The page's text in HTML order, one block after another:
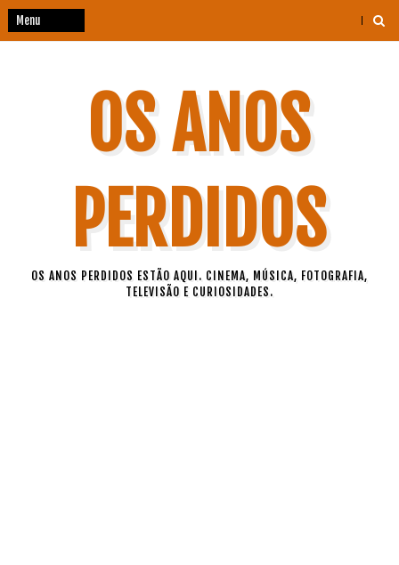
OS ANOS
PERDIDOS
OS ANOS PERDIDOS ESTÃO AQUI. CINEMA, MÚSICA, FOTOGRAFIA,
TELEVISÃO E CURIOSIDADES.